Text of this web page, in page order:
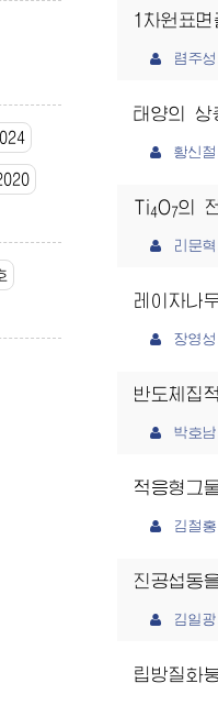
1차원표
렴주성,
태양의 상
황신철,
Ti4O7의
리문혁,
레이자나
장영성,
반도체집
박호남,
적응형그
김철홍,
진공섭동
김일광,
립방질화